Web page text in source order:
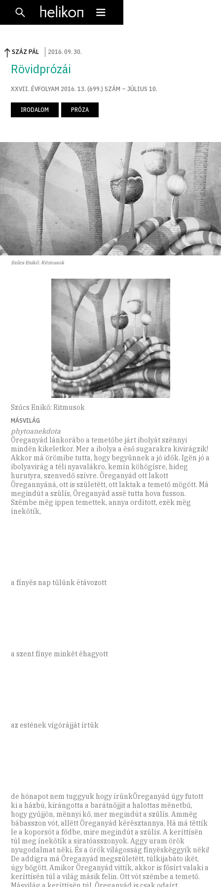
SZÁZ PÁL 2016.09.30.
Rövidprózái
XXVII. ÉVFOLYAM 2016. 13. (699.) SZÁM – JÚLIUS 10.
IRODALOM PRÓZA
Szűcs Enikő: Ritmusok
Szűcs Enikő: Ritmusok
MÁSVILÁG
phytoanekdota
Öreganyád lánkorábo a temetőbe járt ibolyát szënnyi
mindën kikeletkor. Mer a ibolya a ēső sugarakra kivirágzik!
Akkor má örömibe tutta, hogy begyünnek a jó idők. Igën jó a
ibolyavirág a téli nyavalákro, kemín köhögísre, hideg
hurutyra, szenvedő szívre. Öreganyád ott lakott
Öregannyáná, ott is születëtt, ott laktak a temető mögött. Má
megindút a szülís, Öreganyád assë tutta hova fusson.
Szëmbe mëg ippen temettek, annya ordított, ezëk mëg
ínekőtík,
a fínyës nap tűlünk ētávozott
a szent fínye minkët ēhagyott
az estének vígórájját írtük
de hónapot nem tuggyuk hogy írünkÖreganyád úgy futott
ki a házbú, kirángotta a barátnőjjit a halottas mënetbű,
hogy gyűjjön, mënnyi kő, mer megindút a szülís. Ammëg
bábasszon vót, allëtt Öreganyád kërësztannya. Há má tëttík
le a koporsót a fődbe, mire megindút a szülís. A keríttísën
túl meg ínekőtík a siratóasszonyok. Aggy uram örök
nyugodalmat nëki. És a örök világosság fínyëskëggyík nëki!
De addigra má Öreganyád megszületëtt, túlkijabáto ikët,
úgy bőgött. Amikor Öreganyád vittík, akkor is fősírt valaki a
keríttísën túl a világ másik felin. Ott vót szëmbe a temető.